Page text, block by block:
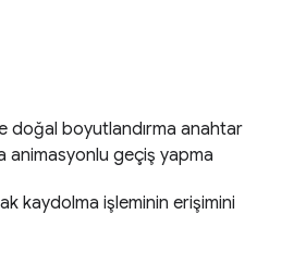
doğal boyutlandırma anahtar
animasyonlu geçiş yapma
kaydolma işleminin erişimini